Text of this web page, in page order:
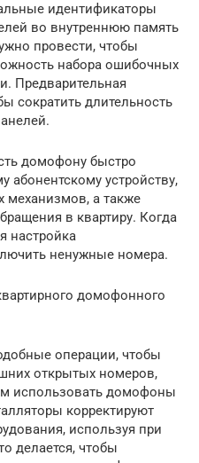
идентификаторы
во внутреннюю память
провести, чтобы
набора ошибочных
Предварительная
сократить длительность
домофону быстро
абонентскому устройству,
механизмов, а также
в квартиру. Когда
настройка
ненужные номера.
домофонного
операции, чтобы
открытых номеров,
использовать домофоны
корректируют
используя при
делается, чтобы